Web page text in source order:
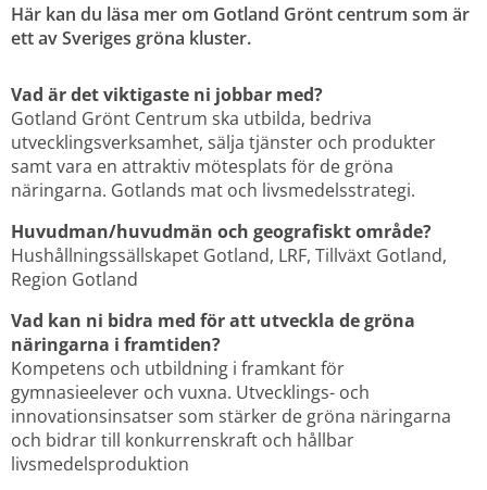
Här kan du läsa mer om Gotland Grönt centrum som är
ett av Sveriges gröna kluster.
Vad är det viktigaste ni jobbar med?
Gotland Grönt Centrum ska utbilda, bedriva
utvecklingsverksamhet, sälja tjänster och produkter
samt vara en attraktiv mötesplats för de gröna
näringarna. Gotlands mat och livsmedelsstrategi.
Huvudman/huvudmän och geografiskt område?
Hushållningssällskapet Gotland, LRF, Tillväxt Gotland,
Region Gotland
Vad kan ni bidra med för att utveckla de gröna
näringarna i framtiden?
Kompetens och utbildning i framkant för
gymnasieelever och vuxna. Utvecklings- och
innovationsinsatser som stärker de gröna näringarna
och bidrar till konkurrenskraft och hållbar
livsmedelsproduktion